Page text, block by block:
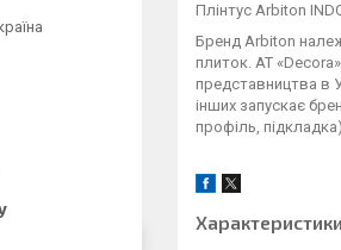
Плінтус Arbiton
Бренд Arbiton
плиток. АТ
представництва в
інших запускає
профіль,
Характеристики